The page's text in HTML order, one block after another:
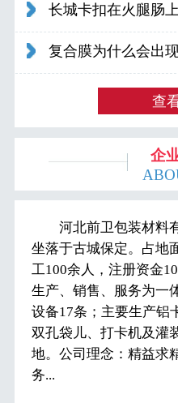
长城卡扣在火腿肠
查
企
河北前卫包装材料
坐落于古城保定。占地
工100余人，注册资金
生产、销售、服务为一
设备17条；主要生产铝
双孔袋儿、打卡机及灌
地。公司理念：精益求
务...